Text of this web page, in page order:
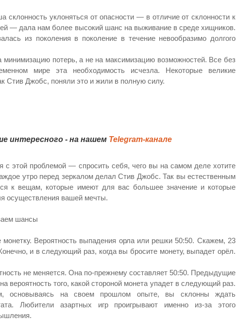
склонность уклоняться от опасности — в отличие от склонности к
— дала нам более высокий шанс на выживание в среде хищников.
из поколения в поколение в течение невообразимо долгого
потерь, а не на максимизацию возможностей. Все без
мире эта необходимость исчезла. Некоторые великие
Стив Джобс, поняли это и жили в полную силу.
интересного - на нашем Telegram-канале
с этой проблемой — спросить себя, чего вы на самом деле хотите
утро перед зеркалом делал Стив Джобс. Так вы естественным
к вещам, которые имеют для вас большее значение и которые
осуществления вашей мечты.
шансы
монетку. Вероятность выпадения орла или решки 50:50. Скажем, 23
и в следующий раз, когда вы бросите монету, выпадет орёл.
не меняется. Она по-прежнему составляет 50:50. Предыдущие
вероятность того, какой стороной монета упадет в следующий раз.
основываясь на своем прошлом опыте, вы склонны ждать
Любители азартных игр проигрывают именно из-за этого